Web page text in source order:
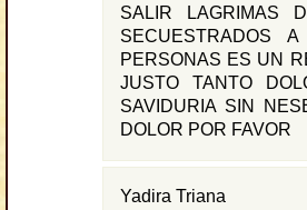
SALIR LAGRIMAS
SECUESTRADOS
PERSONAS ES UN
JUSTO TANTO
SAVIDURIA SIN
DOLOR POR FAVOR
Yadira Triana